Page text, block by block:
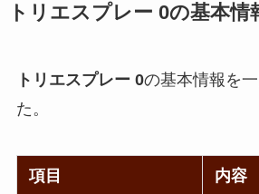
トリエスプレー 0の基本情
トリエスプレー 0の基本情報を
た。
項目 内容